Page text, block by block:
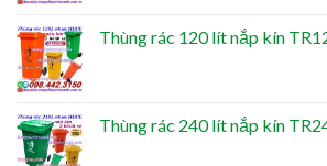
Thùng rác 120 lít nắp kín
Thùng rác 240 lít nắp kín